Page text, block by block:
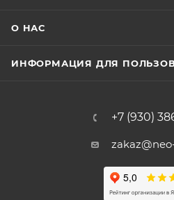
О НАС
ИНФОРМАЦИЯ ДЛЯ
+7 (930)